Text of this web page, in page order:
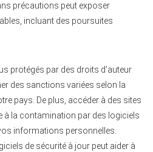
précautions peut exposer
incluant des poursuites
protégés par des droits d’auteur
des sanctions variées selon la
pays. De plus, accéder à des sites
à la contamination par des logiciels
informations personnelles.
de sécurité à jour peut aider à